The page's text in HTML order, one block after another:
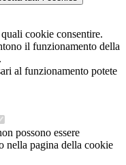
cookie consentire.
il funzionamento della
al funzionamento potete
possono essere
nella pagina della cookie